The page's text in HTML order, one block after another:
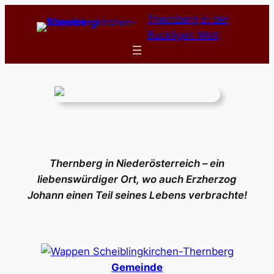
Thernberg in der
Buckligen Welt
Thernberg in Niederösterreich – ein
liebenswürdiger Ort, wo auch Erzherzog
Johann einen Teil seines Lebens verbrachte!
Gemeinde